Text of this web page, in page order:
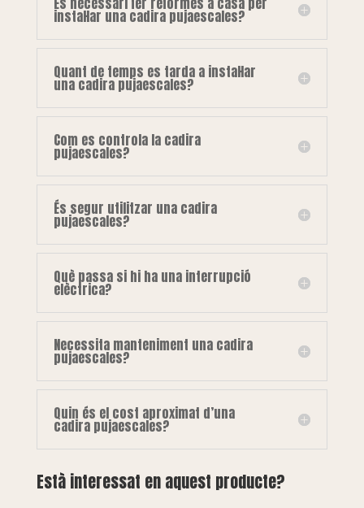
instal·lar una cadira pujaescales?
Quant de temps es tarda a instal·lar
una cadira pujaescales?
Com es controla la cadira
pujaescales?
És segur utilitzar una cadira
pujaescales?
Què passa si hi ha una interrupció
elèctrica?
Necessita manteniment una cadira
pujaescales?
Quin és el cost aproximat d’una
cadira pujaescales?
Està interessat en aquest producte?